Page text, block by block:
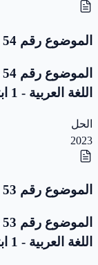
الموضوع رقم 54
اللغة العربية - 1 ابتدائي
الحل
2023
الموضوع رقم 53
اللغة العربية - 1 ابتدائي